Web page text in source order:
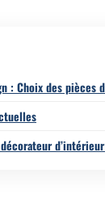
: Choix des pièces